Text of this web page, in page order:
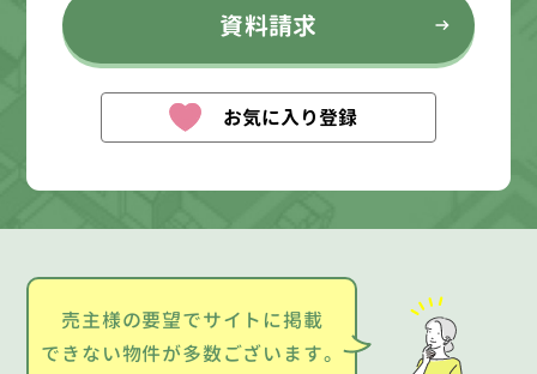
資料請求
お気に入り登録
売主様の要望でサイトに掲載
できない物件が多数ございます。